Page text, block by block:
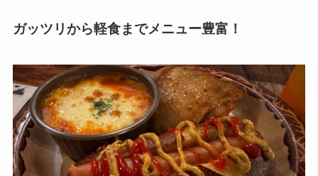
ガッツリから軽食までメニュー豊富！